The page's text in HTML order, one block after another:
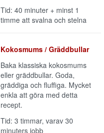
Tid: 40 minuter + minst 1
timme att svalna och stelna
Kokosmums / Gräddbullar
Baka klassiska kokosmums
eller gräddbullar. Goda,
gräddiga och fluffiga. Mycket
enkla att göra med detta
recept.
Tid: 3 timmar, varav 30
minuters jobb